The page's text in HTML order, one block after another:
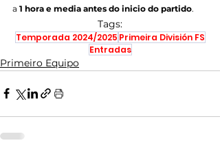
a 1 hora e media antes do inicio do partido.
Tags:
Temporada 2024/2025 Primeira División FS
Entradas
Primeiro Equipo